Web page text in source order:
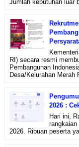
Jumlah kebutuhan luar
RI) secara resmi
Pembangunan
Desa/Kelurahan Merah
2026 :
Hari ini,
2026. Ribuan peserta